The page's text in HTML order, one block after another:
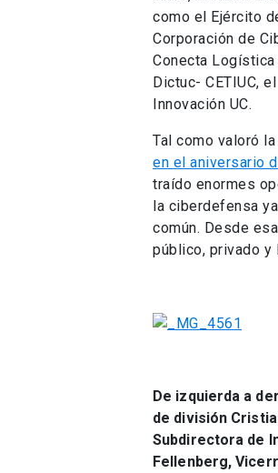
como el Ejército
Corporación de
Conecta Logística
Dictuc- CETIUC,
Innovación UC.
Tal como valoró
en el aniversario
traído enormes
la ciberdefensa
común. Desde
público, privado y
De izquierda a
de división
Subdirectora de
Fellenberg,